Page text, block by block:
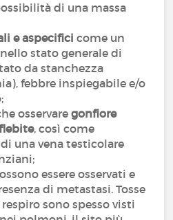
di una massa
e aspecifici come un
stato generale di
da stanchezza
febbre inspiegabile e/o
osservaregonfiore
, così come
una vena testicolare
essere osservati e
di metastasi. Tosse
sono spesso visti